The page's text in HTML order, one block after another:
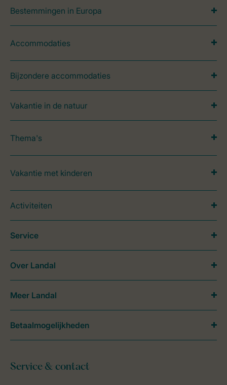
Bestemmingen in Europa
Accommodaties
Bijzondere accommodaties
Vakantie in de natuur
Thema's
Vakantie met kinderen
Activiteiten
Service & contact
Service
Over Landal
Meer Landal
Betaalmogelijkheden